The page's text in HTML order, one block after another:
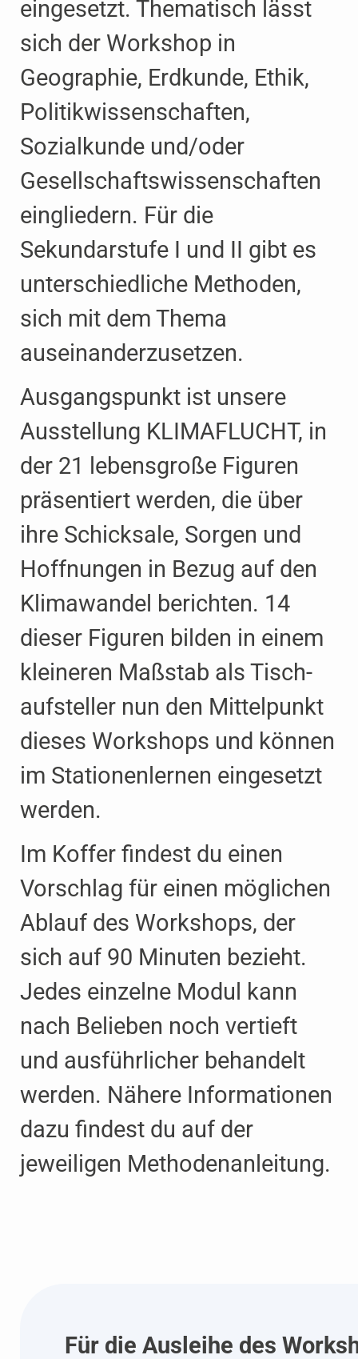
eingesetzt. Thematisch lässt
sich der Workshop in
Geographie, Erdkunde, Ethik,
Politik­wissenschaften,
Sozialkunde und/oder
Gesellschafts­wissenschaften
eingliedern. Für die
Sekundarstufe I und II gibt es
unterschiedliche Methoden,
sich mit dem Thema
auseinander­zusetzen.
Ausgangspunkt ist unsere
Ausstellung KLIMA­FLUCHT, in
der 21 lebens­große Figuren
präsentiert werden, die über
ihre Schicksale, Sorgen und
Hoffnungen in Bezug auf den
Klima­wandel berichten. 14
dieser Figuren bilden in einem
kleineren Maßstab als Tisch­
aufsteller nun den Mittelpunkt
dieses Workshops und können
im Stationen­lernen eingesetzt
werden.
Im Koffer findest du einen
Vorschlag für einen möglichen
Ablauf des Workshops, der
sich auf 90 Minuten bezieht.
Jedes einzelne Modul kann
nach Belieben noch vertieft
und ausführlicher behandelt
werden. Nähere Informationen
dazu findest du auf der
jeweiligen Methoden­anleitung.
Für die Ausleihe des